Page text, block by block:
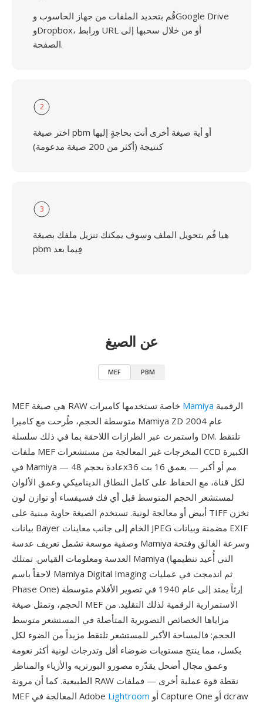
قُم بتحديد الملفات من جهاز الحاسوب وGoogle Drive
وDropbox، ورابط URL أو من خلال سحبها إلى
الصفحة.
2
اختر صيغة pbm أو أية صيغة أخرى أنت بحاجةٍ إليها
كنتيجة (أكثر من 200 صيغة مدعومة)
3
هيا قُم بتحويل الملف وسوف يمكنك تنزيل ملفك بصيغة
pbm فِيما بعد
عن الصيغ
MEF PBM
Mamiya
متوسطة الحجم، طُرحت مع كاميرا Mamiya ZD عام 2004
واستمرت عبر الطرازات اللاحقة بما في ذلك سلسلة DM. تلتقط
ملفات MEF المخرجات غير المعالجة من مستشعرات CCD الكبيرة
في Mamiya — عادة بحجم 48x36 مم أو أكبر — بعمق 16 بت
لكل قناة، مع الحفاظ على كامل النطاق الديناميكي وعمق الألوان
لمستشعر الحجم المتوسط قبل أي فك فسيفساء أو توازن لون
أبيض أو معالجة لونية. تستخدم الصيغة حاوية مبنية على TIFF تخزن
بيانات Bayer الخام إلى جانب معاينات JPEG مضمنة وبيانات EXIF
وصفية موسعة تشمل تعريف عدسة Mamiya وسرعة الغالق وفتحة
العدسة ومعلومات القياس. تمتلك Mamiya (التي أُعيد تنظيمها
لاحقاً باسم Mamiya Digital Imaging ثم اندمجت في عمليات
Phase One) إرثاً يمتد إلى عام 1940 في تصوير الأفلام متوسطة
الحجم، وتمثل صيغة MEF الاستمرارية الرقمية لذلك التقليد. من
مزاياها الخصائص التصويرية المتأصلة في المستشعر متوسط
الحجم: فالمساحة الأكبر للمستشعر تلتقط مزيداً من الضوء لكل
بكسل، مما ينتج مستويات ضوضاء أقل وتدرجات لونية أكثر نعومة
وعمق مجال أضحل يقدّره مصورو البورتريه والأزياء والمناظر
الطبيعية. كما أن مرونة RAW نقطة قوة عملية أخرى — فملفات
MEF المعالجة في Adobe Lightroom